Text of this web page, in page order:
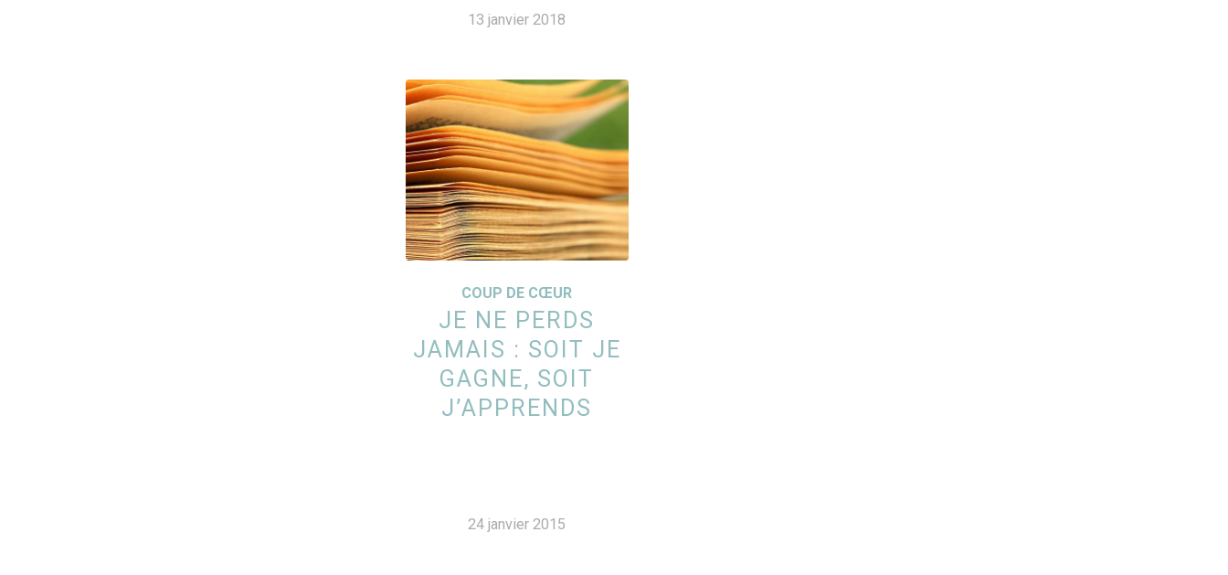
13 janvier 2018
COUP DE CŒUR
JE NE PERDS
JAMAIS : SOIT JE
GAGNE, SOIT
J’APPRENDS
24 janvier 2015